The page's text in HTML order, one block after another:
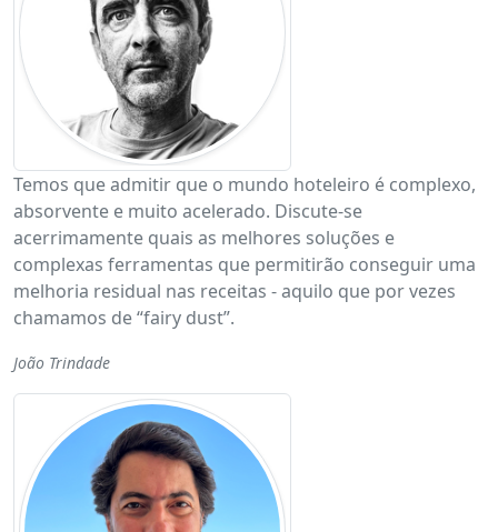
Temos que admitir que o mundo hoteleiro é complexo,
absorvente e muito acelerado. Discute-se
acerrimamente quais as melhores soluções e
complexas ferramentas que permitirão conseguir uma
melhoria residual nas receitas - aquilo que por vezes
chamamos de “fairy dust”.
João Trindade